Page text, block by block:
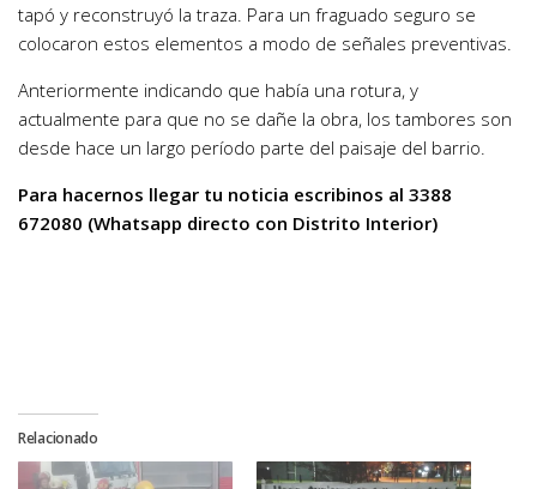
tapó y reconstruyó la traza. Para un fraguado seguro se
colocaron estos elementos a modo de señales preventivas.
Anteriormente indicando que había una rotura, y
actualmente para que no se dañe la obra, los tambores son
desde hace un largo período parte del paisaje del barrio.
Para hacernos llegar tu noticia escribinos al 3388
672080 (Whatsapp directo con Distrito Interior)
Relacionado